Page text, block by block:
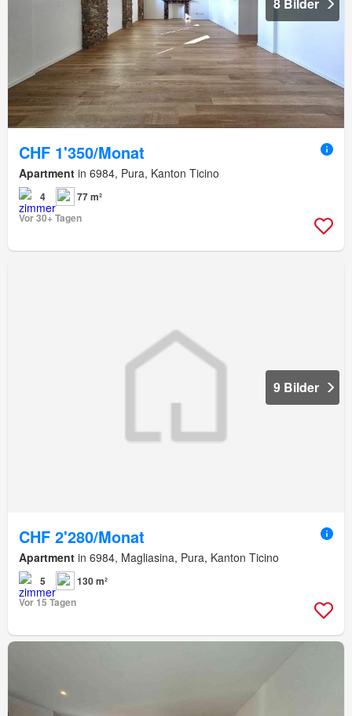
8 Bilder
CHF 1'350/Monat
Apartment in 6984, Pura, Kanton Ticino
4
77 m²
Vor 30+ Tagen
9 Bilder
CHF 2'280/Monat
Apartment in 6984, Magliasina, Pura, Kanton Ticino
5
130 m²
Vor 15 Tagen